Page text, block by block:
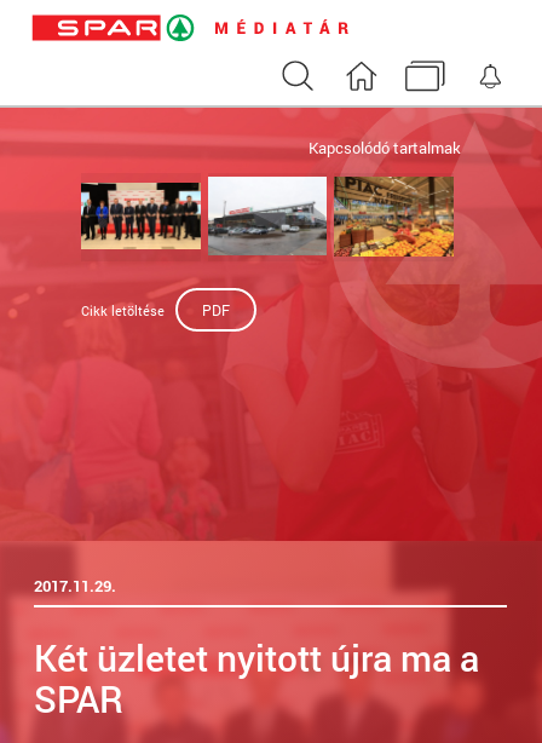
Keresés Nyitóoldal Médiatár
Kapcsolódó tartalmak
Cikk letöltése PDF
2017.11.29.
Két üzletet nyitott újra ma a
SPAR